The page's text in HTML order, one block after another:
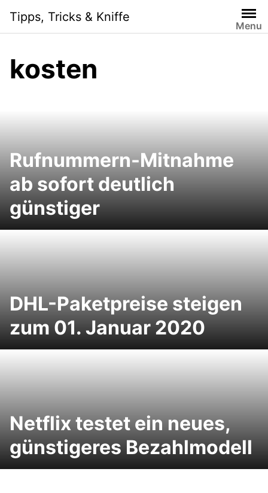
content
Tipps, Tricks & Kniffe
Menu
kosten
Rufnummern-Mitnahme
ab sofort deutlich
günstiger
DHL-Paketpreise steigen
zum 01. Januar 2020
Netflix testet ein neues,
günstigeres Bezahlmodell